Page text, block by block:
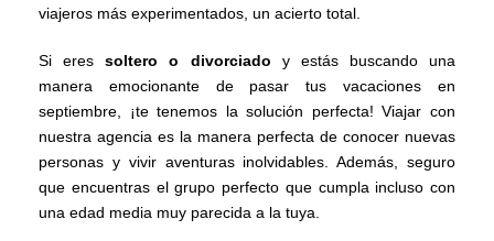
viajeros más experimentados, un acierto total.
Si eressoltero o divorciado y estás buscando una
manera emocionante de pasar tus vacaciones en
septiembre, ¡te tenemos la solución perfecta! Viajar con
nuestra agencia es la manera perfecta de conocer nuevas
personas y vivir aventuras inolvidables. Además, seguro
que encuentras el grupo perfecto que cumpla incluso con
una edad media muy parecida a la tuya.